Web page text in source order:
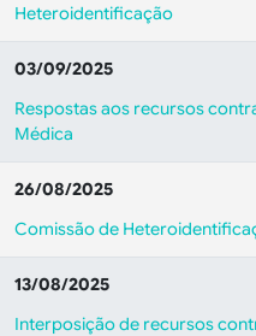
Heteroidentificação
03/09/2025
Respostas aos recursos
Médica
26/08/2025
Comissão de
13/08/2025
Interposição de recursos